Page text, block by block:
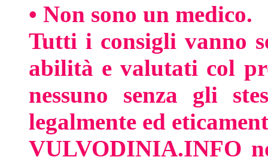
• Non sono un medico.
Tutti i consigli vanno
abilità e valutati col
nessuno senza gli
legalmente ed
VULVODINIA.INFO